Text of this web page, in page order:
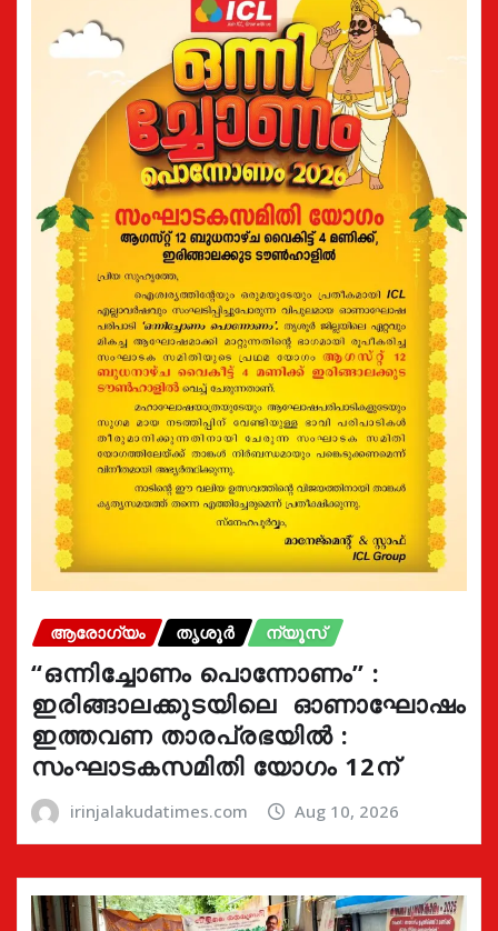
ആരോഗ്യം തൃശൂർ ന്യൂസ്
“ഒന്നിച്ചോണം പൊന്നോണം” :
ഇരിങ്ങാലക്കുടയിലെ ഓണാഘോഷം
ഇത്തവണ താരപ്രഭയിൽ :
സംഘാടകസമിതി യോഗം 12ന്
irinjalakudatimes.com Aug 10, 2026